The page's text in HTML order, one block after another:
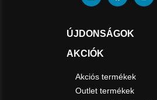
ÚJDONSÁGOK
AKCIÓK
Akciós termékek
Outlet termékek